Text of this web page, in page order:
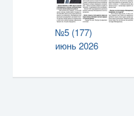
№5 (177)
июнь 2026